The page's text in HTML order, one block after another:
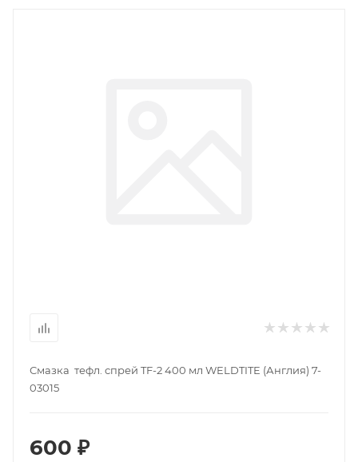
Смазка тефл. спрей TF-2 400 мл WELDTITE (Англия) 7-
03015
600 ₽